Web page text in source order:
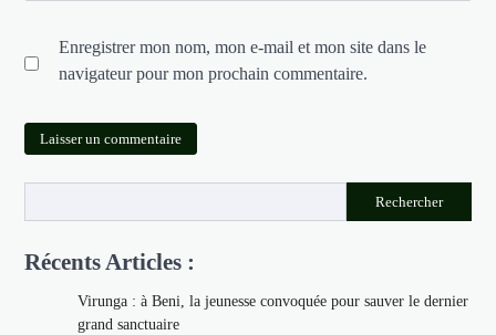
Enregistrer mon nom, mon e-mail et mon site dans le
navigateur pour mon prochain commentaire.
Rechercher
Récents Articles :
Virunga : à Beni, la jeunesse convoquée pour sauver le dernier
grand sanctuaire